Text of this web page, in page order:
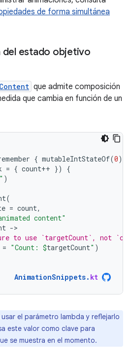
de forma simultánea
del estado objetivo
que admite composición
que cambia en función de un
{ mutableIntStateOf(0)
= { count++ })
{
)
(
= count,
content"
-
to use `targetCount`, not
= "Count: $targetCount" )
AnimationSnippets. kt
el parámetro lambda y reflejarlo
este valor como clave para
se muestra en el momento.